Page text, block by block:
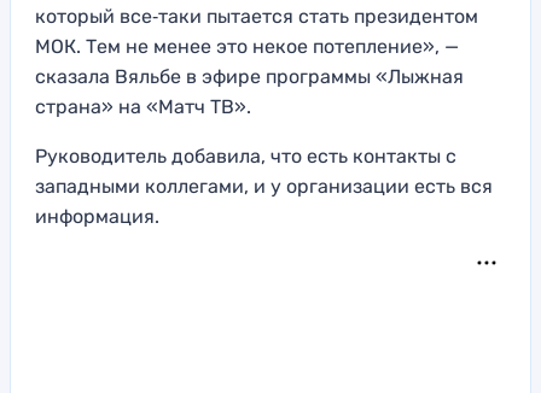
который все‑таки пытается стать президентом
МОК. Тем не менее это некое потепление», —
сказала Вяльбе в эфире программы «Лыжная
страна» на «Матч ТВ».
Руководитель добавила, что есть контакты с
западными коллегами, и у организации есть вся
информация.